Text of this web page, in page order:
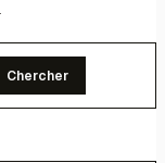
Chercher